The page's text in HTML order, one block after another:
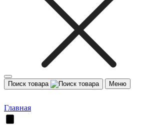
Поиск товара Меню
Главная